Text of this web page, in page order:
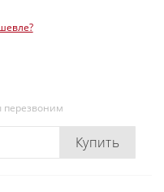
перезвоним
Купить